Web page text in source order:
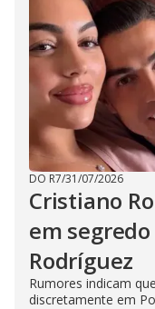
DO R7/31/07/2026
Cristiano
em
Rodríguez
Rumores indicam
discretamente em